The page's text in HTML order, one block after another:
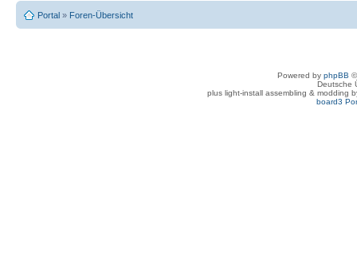
Portal » Foren-Übersicht
Powered by phpBB
Deutsche
plus light-install assembling & modding
board3